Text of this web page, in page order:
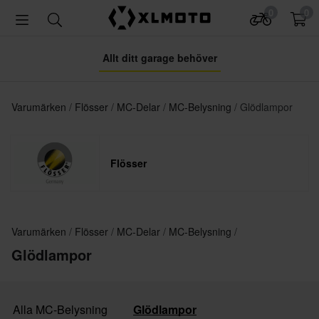
Allt ditt garage behöver
Varumärken Flösser MC-Delar MC-Belysning Glödlampor
Flösser
Varumärken Flösser MC-Delar MC-Belysning
Glödlampor
Alla MC-Belysning Glödlampor